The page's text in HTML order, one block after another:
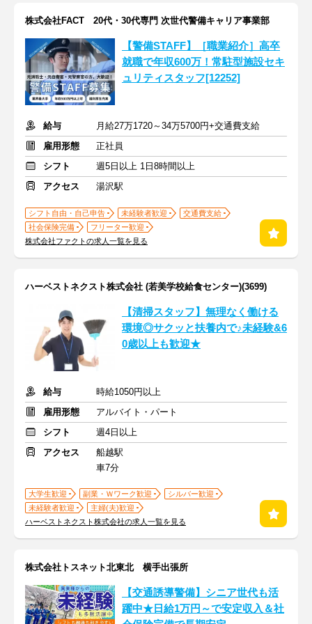
株式会社FACT 20代・30代専門 次世代警備キャリア事業部
【警備STAFF】［職業紹介］高卒
就職で年収600万！常駐型施設セキ
ュリティスタッフ[12252]
給与
月給27万1720～34万5700円+交通費支給
雇用形態
正社員
シフト
週5日以上 1日8時間以上
アクセス
湯沢駅
シフト自由・自己申告 未経験者歓迎
交通費支給
社会保険完備
フリーター歓迎
株式会社ファクトの求人一覧を見る
ハーベストネクスト株式会社 (若美学校給食センター)(3699)
【清掃スタッフ】無理なく働ける
環境◎サクッと扶養内で♪未経験&6
0歳以上も歓迎★
給与
時給1050円以上
雇用形態
アルバイト・パート
シフト
週4日以上
アクセス
船越駅
車7分
大学生歓迎 副業・Ｗワーク歓迎
シルバー歓迎
未経験者歓迎
主婦(夫)歓迎
ハーベストネクスト株式会社の求人一覧を見る
株式会社トスネット北東北 横手出張所
【交通誘導警備】シニア世代も活
躍中★日給1万円～で安定収入＆社